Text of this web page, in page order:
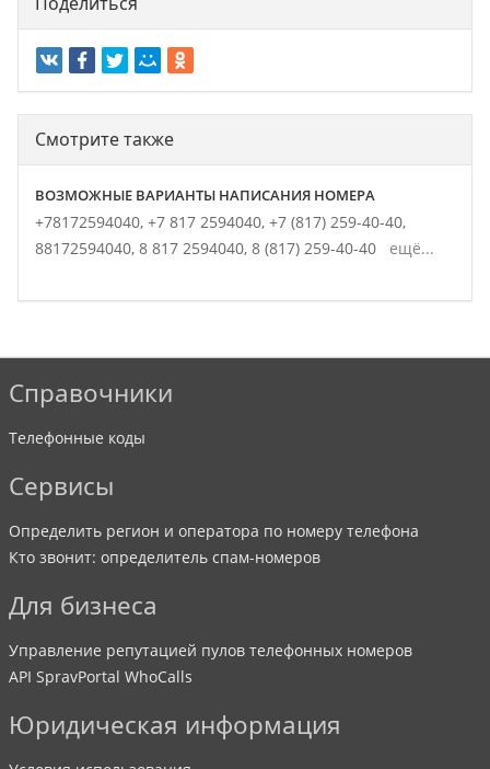
Смотрите также
ВОЗМОЖНЫЕ ВАРИАНТЫ НАПИСАНИЯ НОМЕРА
+78172594040, +7 817 2594040, +7 (817) 259-40-40,
88172594040, 8 817 2594040, 8 (817) 259-40-40 ещё...
Справочники
Телефонные коды
Сервисы
Определить регион и оператора по номеру телефона
Кто звонит: определитель спам-номеров
Для бизнеса
Управление репутацией пулов телефонных номеров
API SpravPortal WhoCalls
Юридическая информация